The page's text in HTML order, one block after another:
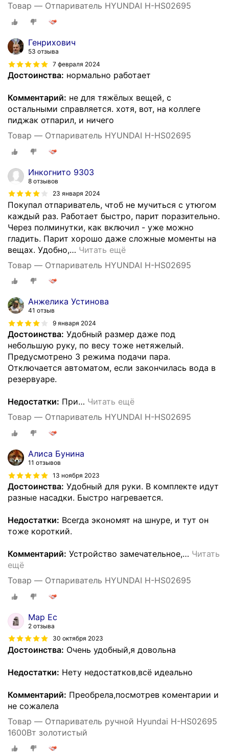
Товар — Отпариватель HYUNDAI H-HS02695
Генрихович
53 отзыва
7 февраля 2024
Достоинства: нормально работает
Комментарий: не для тяжёлых вещей, с
остальными справляется. хотя, вот, на коллеге
пиджак отпарил, и ничего
Товар — Отпариватель HYUNDAI H-HS02695
Инкогнито 9303
8 отзывов
23 января 2024
Покупал отпариватель, чтоб не мучиться с утюгом
каждый раз. Работает быстро, парит поразительно.
Через полминутки, как включил - уже можно
гладить. Парит хорошо даже сложные моменты на
вещах. Удобно,… Читать ещё
Товар — Отпариватель HYUNDAI H-HS02695
Анжелика Устинова
41 отзыв
9 января 2024
Достоинства: Удобный размер даже под
небольшую руку, по весу тоже нетяжелый.
Предусмотрено 3 режима подачи пара.
Отключается автоматом, если закончилась вода в
резервуаре.
Недостатки: При… Читать ещё
Товар — Отпариватель HYUNDAI H-HS02695
Алиса Бунина
11 отзывов
13 ноября 2023
Достоинства: Удобный для руки. В комплекте идут
разные насадки. Быстро нагревается.
Недостатки: Всегда экономят на шнуре, и тут он
тоже короткий.
Комментарий: Устройство замечательное,… Читать
ещё
Товар — Отпариватель HYUNDAI H-HS02695
Мар Ес
2 отзыва
30 октября 2023
Достоинства: Очень удобный,я довольна
Недостатки: Нету недостатков,всё идеально
Комментарий: Преобрела,посмотрев коментарии и
не сожалела
Товар — Отпариватель ручной Hyundai H-HS02695
1600Вт золотистый